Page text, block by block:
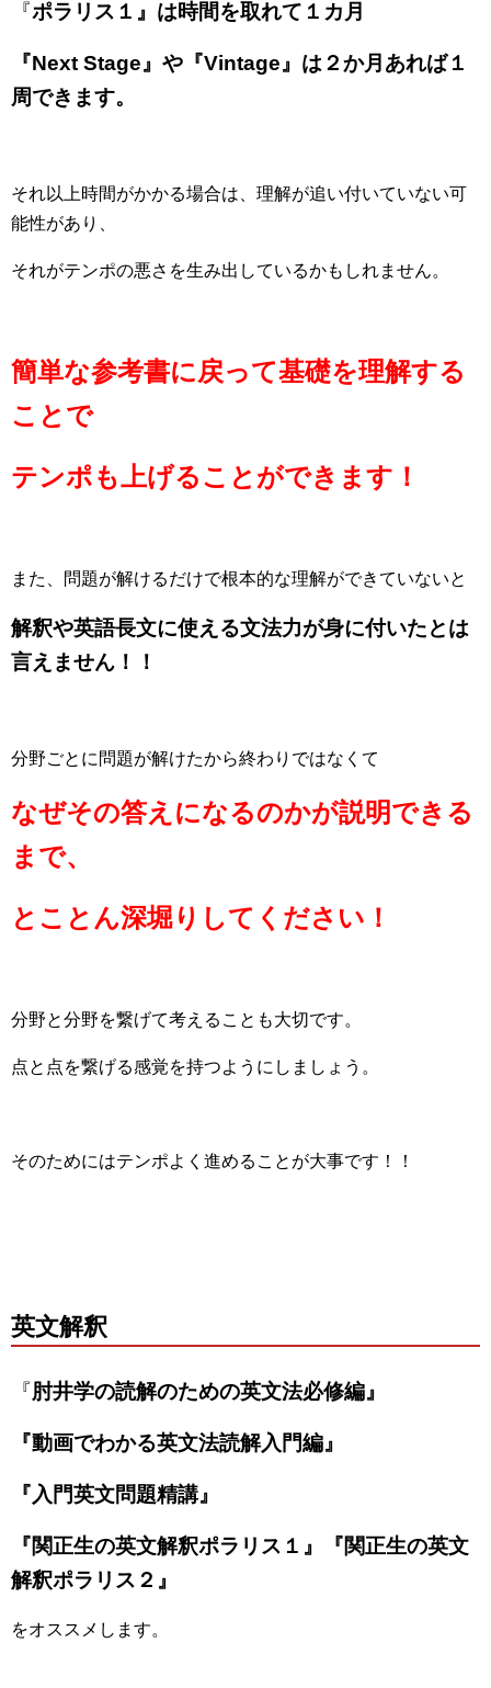
『ポラリス１』は時間を取れて１カ月
『Next Stage』や『Vintage』は２か月あれば１
周できます。
それ以上時間がかかる場合は、理解が追い付いていない可
能性があり、
それがテンポの悪さを生み出しているかもしれません。
簡単な参考書に戻って基礎を理解する
ことで
テンポも上げることができます！
また、問題が解けるだけで根本的な理解ができていないと
解釈や英語長文に使える文法力が身に付いたとは
言えません！！
分野ごとに問題が解けたから終わりではなくて
なぜその答えになるのかが説明できる
まで、
とことん深堀りしてください！
分野と分野を繋げて考えることも大切です。
点と点を繋げる感覚を持つようにしましょう。
そのためにはテンポよく進めることが大事です！！
英文解釈
『肘井学の読解のための英文法必修編』
『動画でわかる英文法読解入門編』
『入門英文問題精講』
『関正生の英文解釈ポラリス１』『関正生の英文
解釈ポラリス２』
をオススメします。